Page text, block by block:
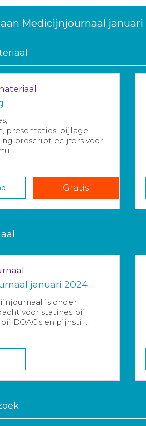
Medicijnjournaal januari
presentaties, bijlage
prescriptiecijfers voor
Gratis
januari 2024
is onder
voor statines bij
DOAC's en pijnstil...